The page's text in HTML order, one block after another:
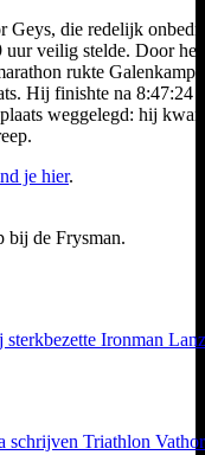
Geys, die redelijk
veilig stelde. Door het
rukte Galenkamp
Hij finishte na 8:47:24
weggelegd: hij
je hier.
bij de Frysman.
Ironman
schrijven Triathlon